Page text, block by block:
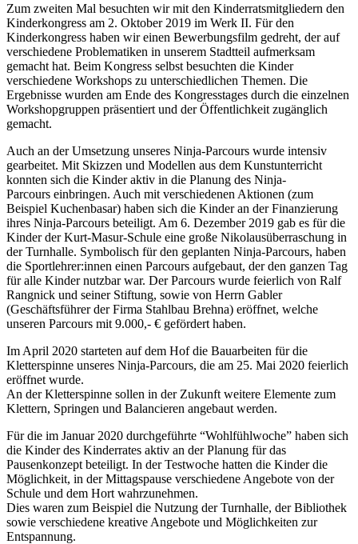
Zum zweiten Mal besuchten wir mit den Kinderratsmitgliedern den
Kinderkongress am 2. Oktober 2019 im Werk II. Für den
Kinderkongress haben wir einen Bewerbungsfilm gedreht, der auf
verschiedene Problematiken in unserem Stadtteil aufmerksam
gemacht hat. Beim Kongress selbst besuchten die Kinder
verschiedene Workshops zu unterschiedlichen Themen. Die
Ergebnisse wurden am Ende des Kongresstages durch die einzelnen
Workshopgruppen präsentiert und der Öffentlichkeit zugänglich
gemacht.
Auch an der Umsetzung unseres Ninja-Parcours wurde intensiv
gearbeitet. Mit Skizzen und Modellen aus dem Kunstunterricht
konnten sich die Kinder aktiv in die Planung des Ninja-
Parcours einbringen. Auch mit verschiedenen Aktionen (zum
Beispiel Kuchenbasar) haben sich die Kinder an der Finanzierung
ihres Ninja-Parcours beteiligt. Am 6. Dezember 2019 gab es für die
Kinder der Kurt-Masur-Schule eine große Nikolausüberraschung in
der Turnhalle. Symbolisch für den geplanten Ninja-Parcours, haben
die Sportlehrer:innen einen Parcours aufgebaut, der den ganzen Tag
für alle Kinder nutzbar war. Der Parcours wurde feierlich von Ralf
Rangnick und seiner Stiftung, sowie von Herrn Gabler
(Geschäftsführer der Firma Stahlbau Brehna) eröffnet, welche
unseren Parcours mit 9.000,- € gefördert haben.
Im April 2020 starteten auf dem Hof die Bauarbeiten für die
Kletterspinne unseres Ninja-Parcours, die am 25. Mai 2020 feierlich
eröffnet wurde.
An der Kletterspinne sollen in der Zukunft weitere Elemente zum
Klettern, Springen und Balancieren angebaut werden.
Für die im Januar 2020 durchgeführte “Wohlfühlwoche” haben sich
die Kinder des Kinderrates aktiv an der Planung für das
Pausenkonzept beteiligt. In der Testwoche hatten die Kinder die
Möglichkeit, in der Mittagspause verschiedene Angebote von der
Schule und dem Hort wahrzunehmen.
Dies waren zum Beispiel die Nutzung der Turnhalle, der Bibliothek
sowie verschiedene kreative Angebote und Möglichkeiten zur
Entspannung.